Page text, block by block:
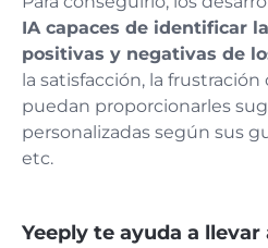
IA capaces de identificar
positivas y negativas de
la satisfacción, la frustración
puedan proporcionarles
personalizadas según sus
etc.
Yeeply te ayuda a